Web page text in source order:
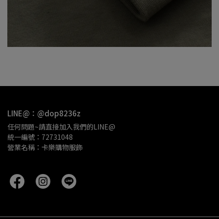
LINE@：@dop8236z
任何問題~請直接加入我們的LINE@
統一編號：72731048
營業名稱：卡樂購物服飾